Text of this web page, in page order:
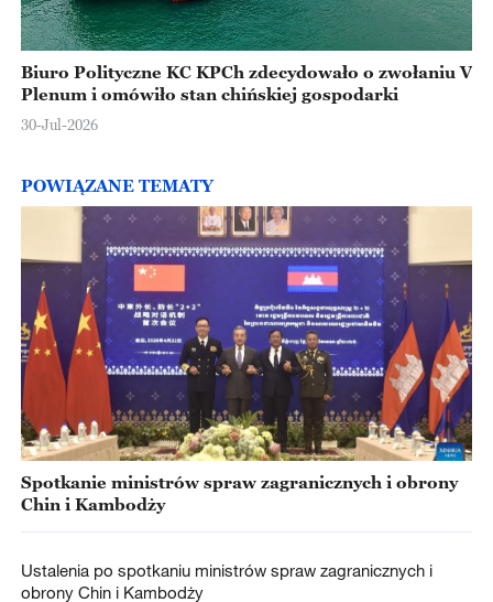
Biuro Polityczne KC KPCh zdecydowało o zwołaniu V
Plenum i omówiło stan chińskiej gospodarki
30-Jul-2026
POWIĄZANE TEMATY
Spotkanie ministrów spraw zagranicznych i obrony
Chin i Kambodży
Ustalenia po spotkaniu ministrów spraw zagranicznych i
obrony Chin i Kambodży